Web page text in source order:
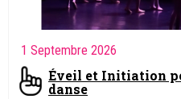
1 Septembre 2026
Éveil et Initiation
danse